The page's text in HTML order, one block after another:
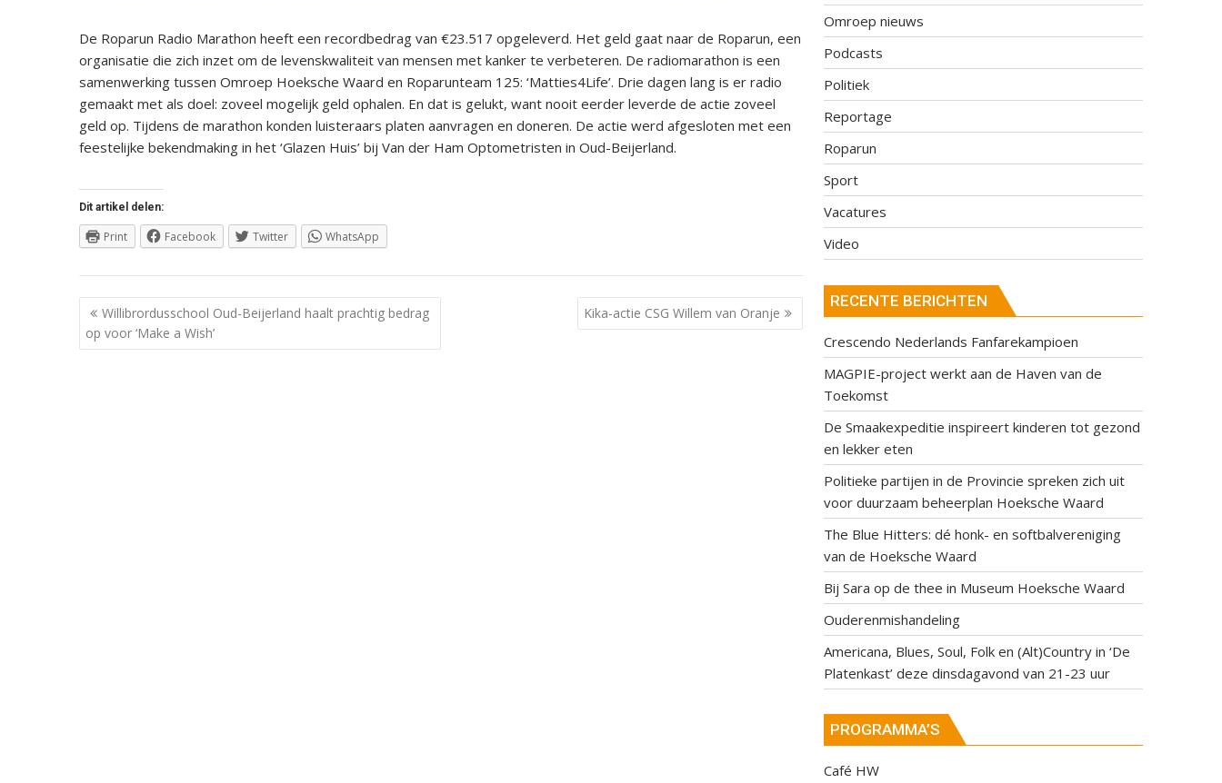
De Roparun Radio Marathon heeft een recordbedrag van €23.517 opgeleverd. Het geld gaat naar de Roparun, een
organisatie die zich inzet om de levenskwaliteit van mensen met kanker te verbeteren. De radiomarathon is een
samenwerking tussen Omroep Hoeksche Waard en Roparunteam 125: ‘Matties4Life’. Drie dagen lang is er radio
gemaakt met als doel: zoveel mogelijk geld ophalen. En dat is gelukt, want nooit eerder leverde de actie zoveel
geld op. Tijdens de marathon konden luisteraars platen aanvragen en doneren. De actie werd afgesloten met een
feestelijke bekendmaking in het ‘Glazen Huis’ bij Van der Ham Optometristen in Oud-Beijerland.
Dit artikel delen:
Print Facebook Twitter WhatsApp
Berichtnavigatie
Willibrordusschool Oud-Beijerland haalt prachtig bedrag
op voor ‘Make a Wish’
Kika-actie CSG Willem van Oranje
Omroep nieuws
Podcasts
Politiek
Reportage
Roparun
Sport
Vacatures
Video
RECENTE BERICHTEN
Crescendo Nederlands Fanfarekampioen
MAGPIE-project werkt aan de Haven van de
Toekomst
De Smaakexpeditie inspireert kinderen tot gezond
en lekker eten
Politieke partijen in de Provincie spreken zich uit
voor duurzaam beheerplan Hoeksche Waard
The Blue Hitters: dé honk- en softbalvereniging
van de Hoeksche Waard
Bij Sara op de thee in Museum Hoeksche Waard
Ouderenmishandeling
Americana, Blues, Soul, Folk en (Alt)Country in ‘De
Platenkast’ deze dinsdagavond van 21-23 uur
PROGRAMMA’S
Café HW